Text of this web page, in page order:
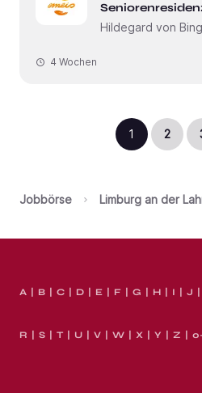
Hildegard von
4 Wochen
1 2
Jobbörse Limburg an der
A B C D E F G H I J
R S T U V W X Y Z